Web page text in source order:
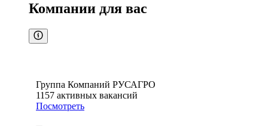
Компании для вас
Группа Компаний РУСАГРО
1157 активных вакансий
Посмотреть